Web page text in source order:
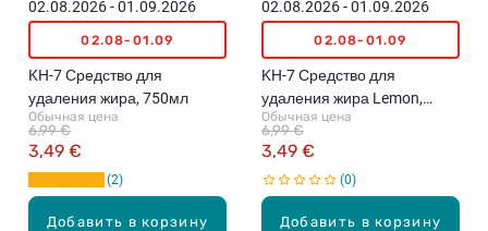
Добавить в корзину
02.08.2026 - 01.09.2026
02.08-01.09
KH-7 Средство для
удаления жира, 750мл
Обычная цена
3,49 €
6,99 €
2
Добавить в корзину
02.08.2026 - 01.09.2026
02.08-01.09
KH-7 Средство для
удаления жира Lemon,
750мл
Обычная цена
3,49 €
6,99 €
0